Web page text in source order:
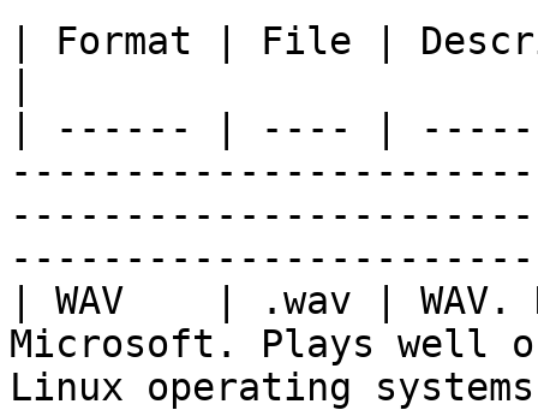
| Format | File |
| ------ | ---- |
| WAV    | .wav | WAV.
Microsoft. Plays well
Linux operating